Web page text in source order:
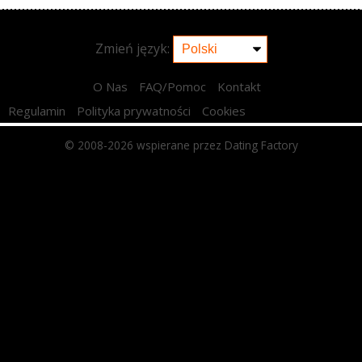
Zmień język:
O Nas FAQ/Pomoc
Kontakt
Regulamin
Polityka prywatności Cookies
© 2008-2026 wspierane przez Dating Factory